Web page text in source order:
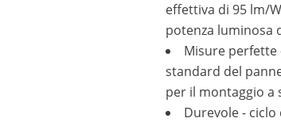
effettiva di 95 lm/
potenza luminosa
Misure perfette
standard del
per il montaggio a
Durevole - ciclo